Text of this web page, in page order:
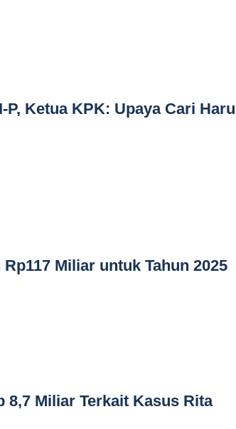
Ketua KPK: Upaya Cari
Miliar untuk Tahun 2025
8,7 Miliar Terkait Kasus Rita